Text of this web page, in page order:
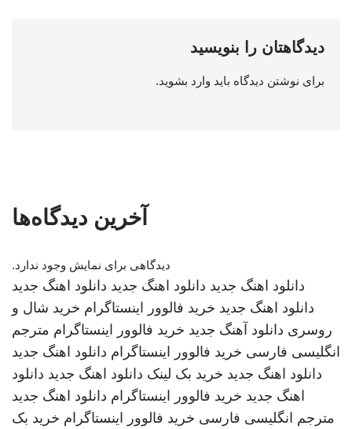
دیدگاهتان را بنویسید
برای نوشتن دیدگاه باید وارد بشوید.
آخرین دیدگاه‌ها
دیدگاهی برای نمایش وجود ندارد.
دانلود اهنگ جدید دانلود اهنگ جدید دانلود اهنگ جدید
دانلود اهنگ جدید خرید فالوور اینستاگرام خرید شال و
روسری دانلود آهنگ جدید خرید فالوور اینستاگرام مترجم
انگلیسی فارسی خرید فالوور اینستاگرام دانلود اهنگ جدید
دانلود اهنگ جدید خرید بک لینک دانلود اهنگ جدید دانلود
اهنگ جدید خرید فالوور اینستاگرام دانلود اهنگ جدید
مترجم انگلیسی فارسی خرید فالوور اینستاگرام خرید بک